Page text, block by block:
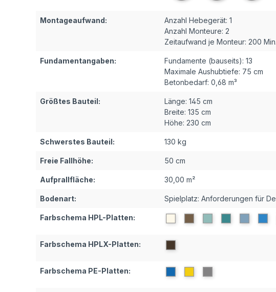
Montageaufwand: Anzahl Hebegerät: 1
Anzahl Monteure: 2
Zeitaufwand je Monteur: 200 Min.
Fundamentangaben: Fundamente (bauseits): 13
Maximale Aushubtiefe: 75 cm
Betonbedarf: 0,68 m³
Größtes Bauteil: Länge: 145 cm
Breite: 135 cm
Höhe: 230 cm
Schwerstes Bauteil: 130 kg
Freie Fallhöhe: 50 cm
Aufprallfläche: 30,00 m²
Bodenart: Spielplatz: Anforderungen für
Farbschema HPL-Platten:
Farbschema HPLX-Platten:
Farbschema PE-Platten: